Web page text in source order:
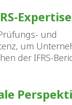
Expertise
und
um
der IFRS-